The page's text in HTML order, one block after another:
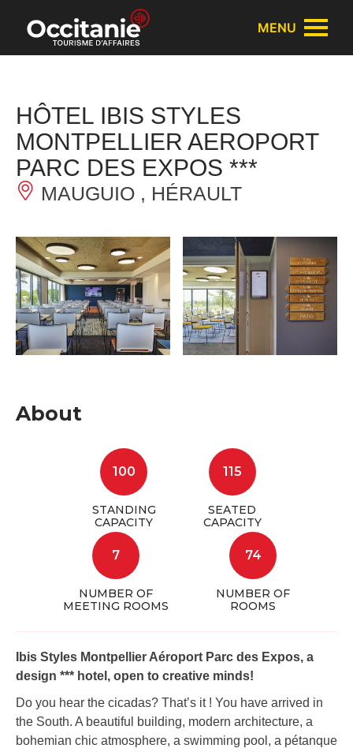
Cookies management panel
MENU
HÔTEL IBIS STYLES
MONTPELLIER AEROPORT
PARC DES EXPOS ***
MAUGUIO , HÉRAULT
About
100
STANDING
CAPACITY
115
SEATED
CAPACITY
7
NUMBER OF
MEETING ROOMS
74
NUMBER OF
ROOMS
Ibis Styles Montpellier Aéroport Parc des Expos, a
design *** hotel, open to creative minds!
Do you hear the cicadas? That’s it ! You have arrived in
the South. A beautiful building, modern architecture, a
bohemian chic atmosphere, a swimming pool, a pétanque